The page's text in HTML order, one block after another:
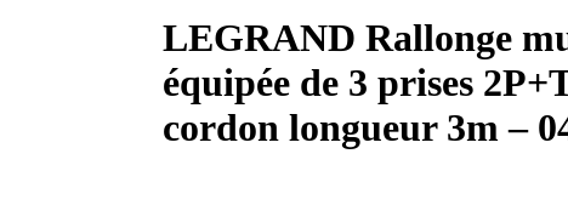
LEGRAND Rallonge
équipée de 3 prises
cordon longueur 3m –